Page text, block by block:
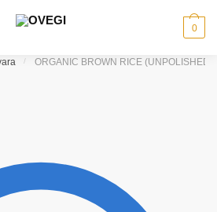
0
/ ORGANIC BROWN RICE